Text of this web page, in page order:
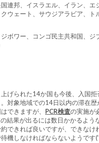
国連邦、イスラエル、イラン、エ
ウェート、サウジアラビア、ト
ジボワー、コンゴ民主共和国、ジ
げられた14か国も今後、入国拒
対象地域での14日以内の滞在歴
できますが、 PCR検査の実施が
結果が出るには数日かかるよう
できれば良いですが、できなけ
機しなければならないようです